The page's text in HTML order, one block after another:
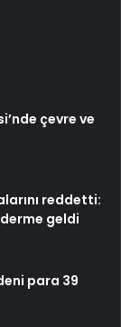
çevre ve
reddetti:
geldi
para 39